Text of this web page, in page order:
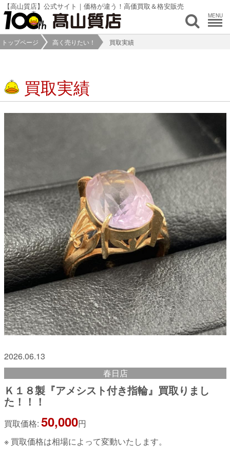
【高山質店】公式サイト｜価格が違う！高価買取＆格安販売
MENU
トップページ 高く売りたい！ 買取実績
買取実績
2026.06.13
春日店
Ｋ１８製『アメシスト付き指輪』買取りまし
た！！！
買取価格: 50,000円
※ 買取価格は相場によって変動いたします。